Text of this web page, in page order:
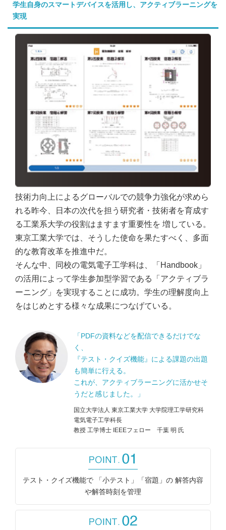
学生自身のスマートデバイスを活用し、 アクティブラーニングを
実現
技術力向上によるグローバルでの競争力強化が求めら
れる昨今、日本の次代を担う研究者・技術者を育成す
る工業系大学の役割はますます重要性を 増している。
東京工業大学では、そうした使命を果たすべく、多面
的な教育改革を推進中だ。
そんな中、同校の電気電子工学科は、「Handbook」
の活用によって学生参加型学習である「アクティブラ
ーニング」を実現することに成功。学生の理解度向上
をはじめとする様々な成果につなげている。
「PDFの資料などを配信できるだけでな
く、
『テスト・クイズ機能』による課題の出題
も簡単に行える。
これが、アクティブラーニングに活かせそ
うだと感じました。」
国立大学法人 東京工業大学 大学院理工学研究科
電気電子工学科長
教授 工学博士 IEEEフェロー 千葉 明 氏
テスト・クイズ機能で 「小テスト」「宿題」の 解答内容
や解答時刻を管理